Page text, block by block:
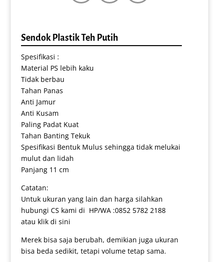
Sendok Plastik Teh Putih
Spesifikasi :
Material PS lebih kaku
Tidak berbau
Tahan Panas
Anti Jamur
Anti Kusam
Paling Padat Kuat
Tahan Banting Tekuk
Spesifikasi Bentuk Mulus sehingga tidak melukai
mulut dan lidah
Panjang 11 cm
Catatan:
Untuk ukuran yang lain dan harga silahkan
hubungi CS kami di HP/WA :0852 5782 2188
atau klik di sini
Merek bisa saja berubah, demikian juga ukuran
bisa beda sedikit, tetapi volume tetap sama.